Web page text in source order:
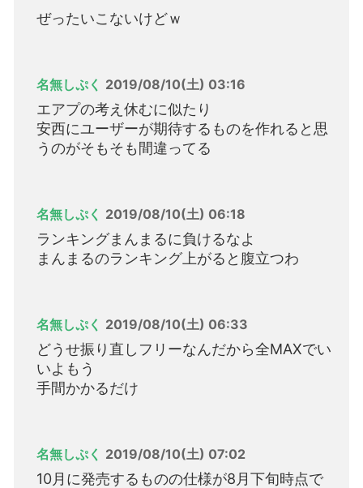
ぜったいこないけどｗ
名無しぷく 2019/08/10(土) 03:16
エアプの考え休むに似たり
安西にユーザーが期待するものを作れると思
うのがそもそも間違ってる
名無しぷく 2019/08/10(土) 06:18
ランキングまんまるに負けるなよ
まんまるのランキング上がると腹立つわ
名無しぷく 2019/08/10(土) 06:33
どうせ振り直しフリーなんだから全MAXでい
いよもう
手間かかるだけ
名無しぷく 2019/08/10(土) 07:02
10月に発売するものの仕様が8月下旬時点で